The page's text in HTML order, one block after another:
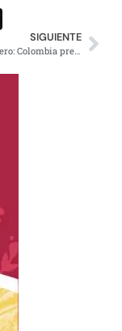
SIGUIENTE
Fernando Botero: Colombia prepara homenaje de cuerpo presente